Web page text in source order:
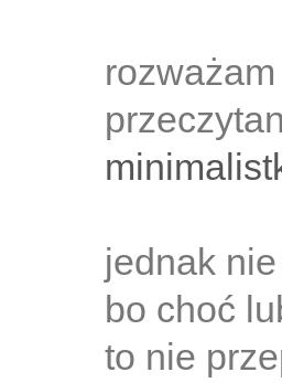
jednak
bo choć
to nie